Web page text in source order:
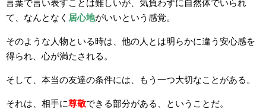
言葉で言い表すことは難しいが、気負わずに自然体でいられ
て、なんとなく 居心地がいいという感覚。
そのような人物といる時は、他の人とは明らかに違う安心感を
得られ、心が満たされる。
そして、本当の友達の条件には、もう一つ大切なことがある。
それは、相手に尊敬できる部分がある、ということだ。